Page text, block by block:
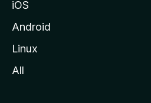
i
l
iOS
Android
Linux
All